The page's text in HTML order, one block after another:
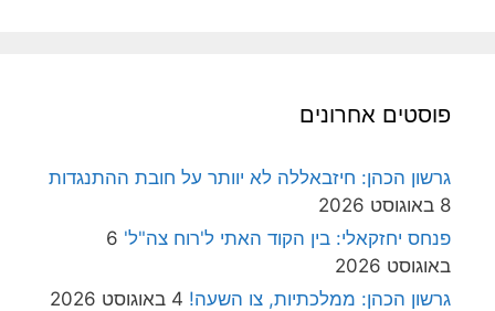
פוסטים אחרונים
גרשון הכהן: חיזבאללה לא יוותר על חובת ההתנגדות
8 באוגוסט 2026
פנחס יחזקאלי: בין הקוד האתי ל'רוח צה"ל' 6
באוגוסט 2026
גרשון הכהן: ממלכתיות, צו השעה! 4 באוגוסט 2026